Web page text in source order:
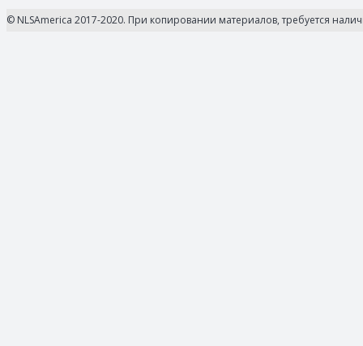
© NLSAmerica 2017-2020. При копировании материалов, требуется